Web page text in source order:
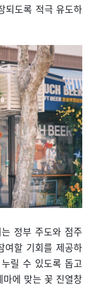
되도록 적극 유도하
정부 주도와 점주
여할 기회를 제공하
릴 수 있도록 돕고
마에 맞는 꽃 진열창